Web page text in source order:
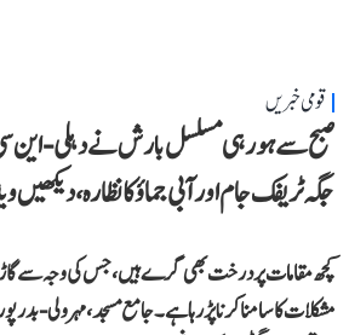
قومی خبریں
صبح سے ہو رہی مسلسل بارش نے دہلی-این
جگہ ٹریفک جام اور آبی جماؤ کا نظارہ، دیکھیں
کچھ مقامات پر درخت بھی گرے ہیں، جس کی وجہ سے
مشکلات کا سامنا کرنا پڑ رہا ہے۔ جامع مسجد، مہرولی-